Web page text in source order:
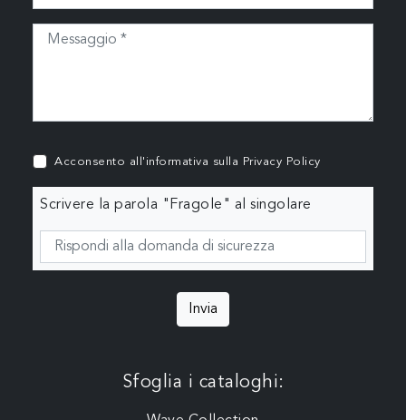
Acconsento all'informativa sulla Privacy Policy
Scrivere la parola "Fragole" al singolare
Invia
Sfoglia i cataloghi: